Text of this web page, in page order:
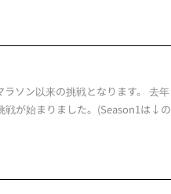
ソン以来の挑戦となります。 去年
戦が始まりました。(Season1は↓の